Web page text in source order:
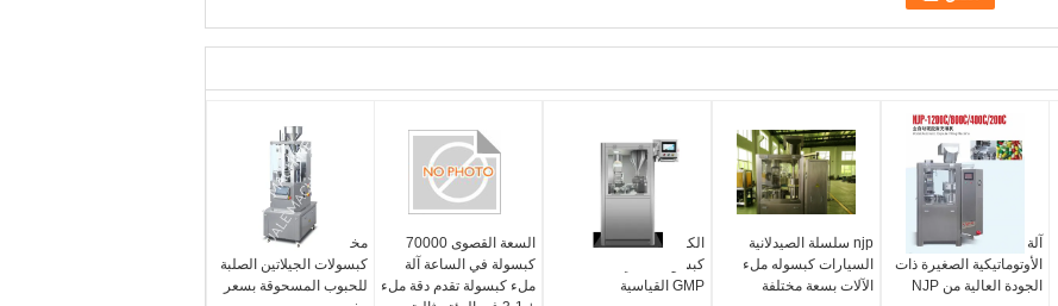
مختبر صغير آلة ملء
كبسولات الجيلاتين الصلبة
للحبوب المسحوقة بسعر
السعة القصوى 70000
كبسولة في الساعة آلة
ملء كبسولة تقدم دقة ملء
الكفاءة العالية بالكامل
كبسولة تلقائي ملء آلة
GMP القياسية
njp سلسلة الصيدلانية
السيارات كبسوله ملء
الآلات بسعة مختلفة
آلة تعبئة الكبسولة
الأوتوماتيكية الصغيرة ذات
الجودة العالية من NJP